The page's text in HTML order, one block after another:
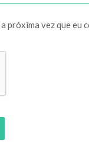
próxima vez que eu